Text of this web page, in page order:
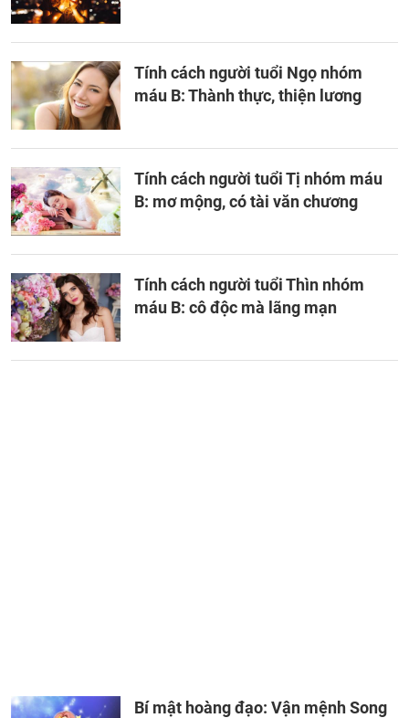
Tính cách người tuổi Ngọ nhóm
máu B: Thành thực, thiện lương
Tính cách người tuổi Tị nhóm máu
B: mơ mộng, có tài văn chương
Tính cách người tuổi Thìn nhóm
máu B: cô độc mà lãng mạn
Bí mật hoàng đạo: Vận mệnh Song